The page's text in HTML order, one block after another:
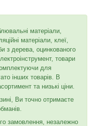
матеріали,
матеріали, клеї,
з дерева, оцинкованого
товари
для
інших товарів. В
та низькі ціни.
Ви точно отримаєте
замовлення, незалежно